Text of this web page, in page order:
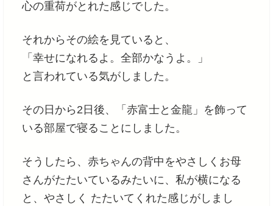
心の重荷がとれた感じでした。
それからその絵を見ていると、
「幸せになれるよ。全部かなうよ。」
と言われている気がしました。
その日から2日後、「赤富士と金龍」を飾って
いる部屋で寝ることにしました。
そうしたら、赤ちゃんの背中をやさしくお母
さんがたたいているみたいに、私が横になる
と、やさしく たたいてくれた感じがしまし